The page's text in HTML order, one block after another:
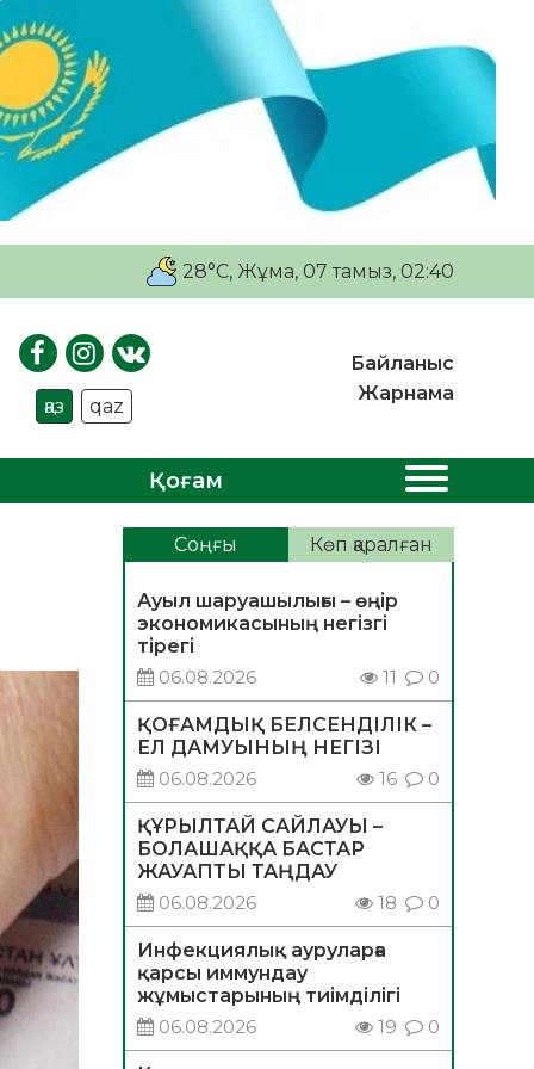
28°C, Жұма, 07 тамыз, 02:40
қаз qaz
Байланыс
Жарнама
Қоғам
Соңғы Көп қаралған
Ауыл шаруашылығы – өңір
экономикасының негізгі
тірегі
06.08.2026
11 0
ҚОҒАМДЫҚ БЕЛСЕНДІЛІК –
ЕЛ ДАМУЫНЫҢ НЕГІЗІ
06.08.2026
16 0
ҚҰРЫЛТАЙ САЙЛАУЫ –
БОЛАШАҚҚА БАСТАР
ЖАУАПТЫ ТАҢДАУ
06.08.2026
18 0
Инфекциялық ауруларға
қарсы иммундау
жұмыстарының тиімділігі
06.08.2026
19 0